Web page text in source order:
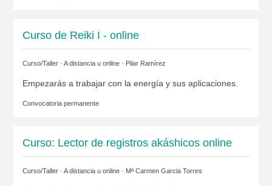
Curso de Reiki I - online
Curso/Taller · A distancia u online · Pilar Ramírez
Empezarás a trabajar con la energía y sus aplicaciones.
Convocatoria permanente
Curso: Lector de registros akáshicos online
Curso/Taller · A distancia u online · Mª Carmen Garcia Torres